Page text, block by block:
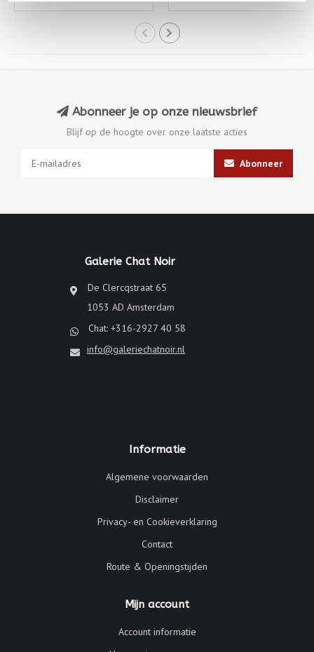
Abonneer je op onze nieuwsbrief
Blijf op de hoogte over onze laatste acties
Abonneer
Galerie Chat Noir
De Clercqstraat 65
1053 AD Amsterdam
Chat: +316-2927 40 58
info@galeriechatnoir.nl
Informatie
Algemene voorwaarden
Disclaimer
Privacy- en Cookieverklaring
Contact
Route & Openingstijden
Mijn account
Account informatie